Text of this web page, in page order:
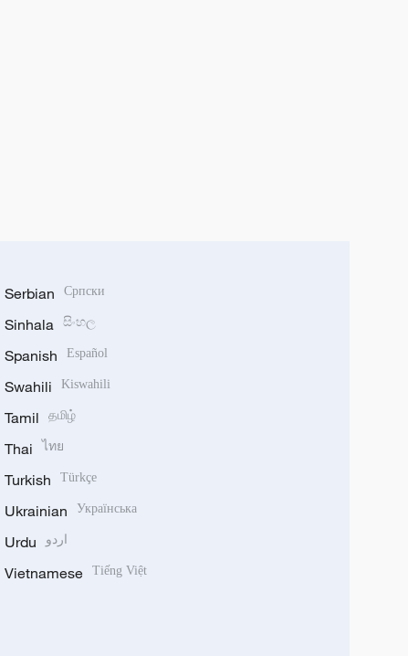
Serbian Српски
Sinhala සිංහල
Spanish Español
Swahili Kiswahili
Tamil தமிழ்
Thai ไทย
Turkish Türkçe
Ukrainian Українська
Urdu اردو
Vietnamese Tiếng Việt